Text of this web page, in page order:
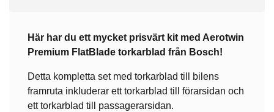
Här har du ett mycket prisvärt kit med Aerotwin
Premium FlatBlade torkarblad från Bosch!
Detta kompletta set med torkarblad till bilens
framruta inkluderar ett torkarblad till förarsidan och
ett torkarblad till passagerarsidan.